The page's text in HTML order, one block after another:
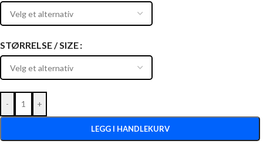
STØRRELSE / SIZE
- +
LEGG I HANDLEKURV